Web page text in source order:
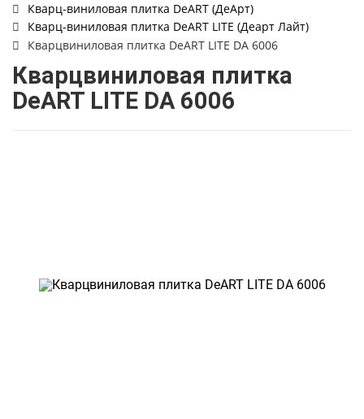
Кварц-виниловая плитка DeART (ДеАрт)
Кварц-виниловая плитка DeART LITE (Деарт Лайт)
Кварцвиниловая плитка DeART LITE DA 6006
Кварцвиниловая плитка
DeART LITE DA 6006